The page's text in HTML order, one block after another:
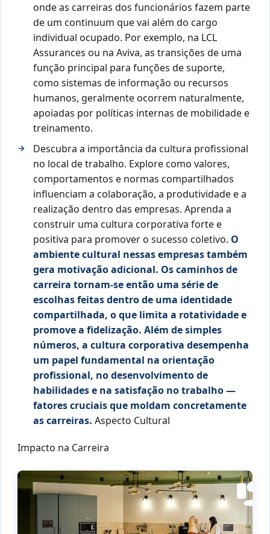
onde as carreiras dos funcionários fazem parte
de um continuum que vai além do cargo
individual ocupado. Por exemplo, na LCL
Assurances ou na Aviva, as transições de uma
função principal para funções de suporte,
como sistemas de informação ou recursos
humanos, geralmente ocorrem naturalmente,
apoiadas por políticas internas de mobilidade e
treinamento.
Descubra a importância da cultura profissional
no local de trabalho. Explore como valores,
comportamentos e normas compartilhados
influenciam a colaboração, a produtividade e a
realização dentro das empresas. Aprenda a
construir uma cultura corporativa forte e
positiva para promover o sucesso coletivo. O
ambiente cultural nessas empresas também
gera motivação adicional. Os caminhos de
carreira tornam-se então uma série de
escolhas feitas dentro de uma identidade
compartilhada, o que limita a rotatividade e
promove a fidelização. Além de simples
números, a cultura corporativa desempenha
um papel fundamental na orientação
profissional, no desenvolvimento de
habilidades e na satisfação no trabalho —
fatores cruciais que moldam concretamente
as carreiras. Aspecto Cultural
Impacto na Carreira